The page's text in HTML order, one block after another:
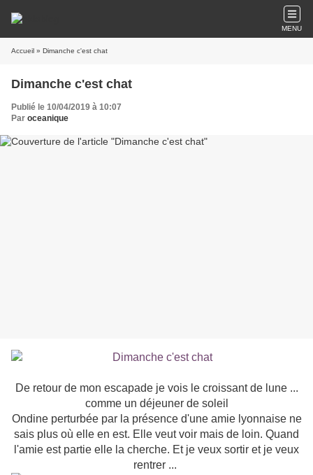
MENU
Accueil » Dimanche c'est chat
Dimanche c'est chat
Publié le 10/04/2019 à 10:07
Par oceanique
De retour de mon escapade je vois le croissant de lune ...
comme un déjeuner de soleil
Ondine perturbée par la présence d'une amie lyonnaise ne
sais plus où elle en est. Elle veut voir mais de loin. Quand
l'amie est partie elle la cherche. Et je veux sortir et je veux
rentrer ...